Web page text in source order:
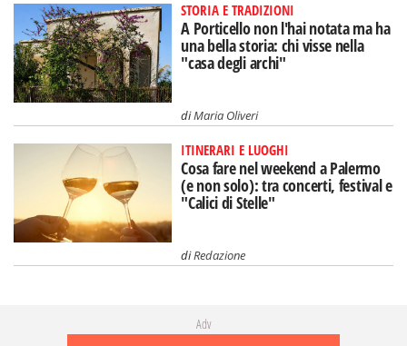
STORIA E TRADIZIONI
A Porticello non l'hai notata ma ha
una bella storia: chi visse nella
"casa degli archi"
diMaria Oliveri
ITINERARI E LUOGHI
Cosa fare nel weekend a Palermo
(e non solo): tra concerti, festival e
"Calici di Stelle"
diRedazione
Adv